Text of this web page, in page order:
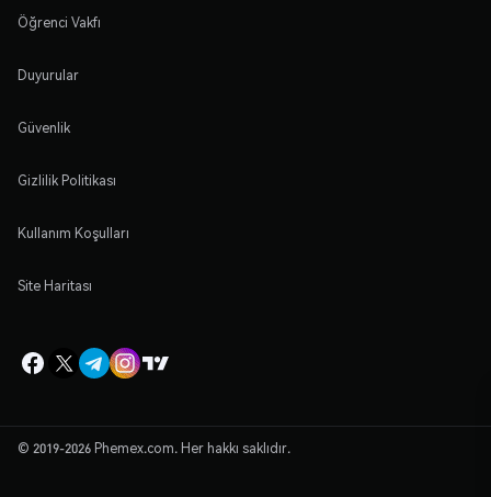
Öğrenci Vakfı
Duyurular
Güvenlik
Gizlilik Politikası
Kullanım Koşulları
Site Haritası
© 2019-2026 Phemex.com. Her hakkı saklıdır.